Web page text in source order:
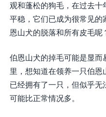
观和蓬松的狗毛，在过去
平稳，它们已成为很常见
恩山犬的脱落和所有皮毛呢
伯恩山犬的掉毛可能是显
里，想知道在领养一只伯
已经拥有了一只，但似乎
可能比正常情况多。